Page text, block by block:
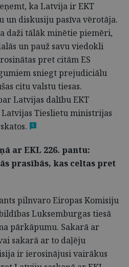
ka Latvija ir EKT
un diskusiju pasīva vērotāja.
daži tālāk minētie piemēri,
un pauž savu viedokli
pret citām ES
sniegt prejudiciālu
citu valstu tiesas.
Latvijas dalību EKT
Tieslietu ministrijas
4
ar EKL 226. pantu:
prasībās, kas celtas pret
pilnvaro Eiropas Komisiju
Luksemburgas tiesā
pārkāpumu. Sakarā ar
sakarā ar to daļēju
ir ierosinājusi vairākus